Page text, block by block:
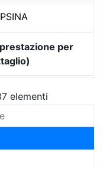
per
elementi